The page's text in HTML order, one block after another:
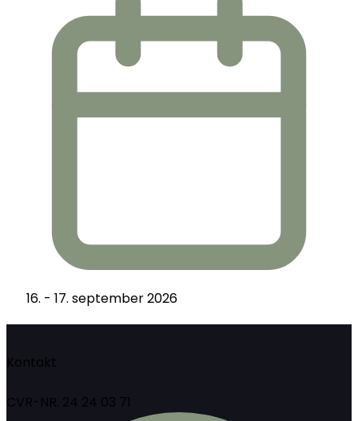
16. - 17. september 2026
Kontakt
CVR-NR. 24 24 03 71